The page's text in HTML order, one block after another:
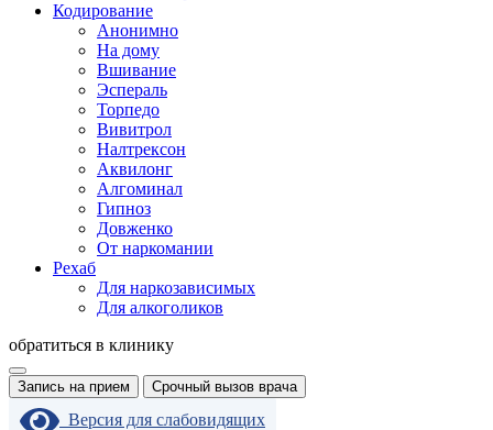
Кодирование
Анонимно
На дому
Вшивание
Эспераль
Торпедо
Вивитрол
Налтрексон
Аквилонг
Алгоминал
Гипноз
Довженко
От наркомании
Рехаб
Для наркозависимых
Для алкоголиков
обратиться в клинику
Запись на прием Срочный вызов врача
Версия для слабовидящих